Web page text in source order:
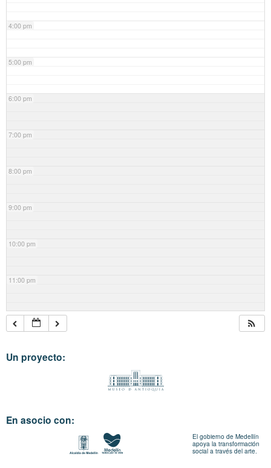
4:00 pm
5:00 pm
6:00 pm
7:00 pm
8:00 pm
9:00 pm
10:00 pm
11:00 pm
Un proyecto:
En asocio con:
El gobierno de Medellín
apoya la transformación
social a través del arte.